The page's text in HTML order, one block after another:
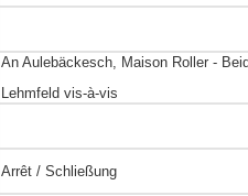
An Aulebäckesch, Maison Roller -
Lehmfeld vis-à-vis
Arrêt / Schließung